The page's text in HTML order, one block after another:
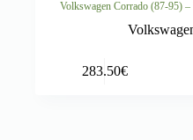
Volkswagen Corrado (87-95)
283.50€